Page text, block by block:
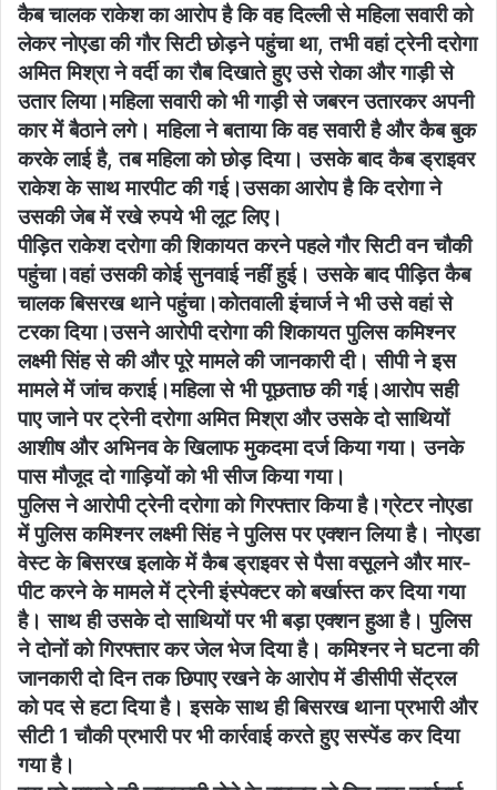
कैब चालक राकेश का आरोप है कि वह दिल्ली से महिला सवारी को
लेकर नोएडा की गौर सिटी छोड़ने पहुंचा था, तभी वहां ट्रेनी दरोगा
अमित मिश्रा ने वर्दी का रौब दिखाते हुए उसे रोका और गाड़ी से
उतार लिया।महिला सवारी को भी गाड़ी से जबरन उतारकर अपनी
कार में बैठाने लगे। महिला ने बताया कि वह सवारी है और कैब बुक
करके लाई है, तब महिला को छोड़ दिया। उसके बाद कैब ड्राइवर
राकेश के साथ मारपीट की गई।उसका आरोप है कि दरोगा ने
उसकी जेब में रखे रुपये भी लूट लिए।
पीड़ित राकेश दरोगा की शिकायत करने पहले गौर सिटी वन चौकी
पहुंचा।वहां उसकी कोई सुनवाई नहीं हुई। उसके बाद पीड़ित कैब
चालक बिसरख थाने पहुंचा।कोतवाली इंचार्ज ने भी उसे वहां से
टरका दिया।उसने आरोपी दरोगा की शिकायत पुलिस कमिश्नर
लक्ष्मी सिंह से की और पूरे मामले की जानकारी दी। सीपी ने इस
मामले में जांच कराई।महिला से भी पूछताछ की गई।आरोप सही
पाए जाने पर ट्रेनी दरोगा अमित मिश्रा और उसके दो साथियों
आशीष और अभिनव के खिलाफ मुकदमा दर्ज किया गया। उनके
पास मौजूद दो गाड़ियों को भी सीज किया गया।
पुलिस ने आरोपी ट्रेनी दरोगा को गिरफ्तार किया है।ग्रेटर नोएडा
में पुलिस कमिश्नर लक्ष्मी सिंह ने पुलिस पर एक्शन लिया है। नोएडा
वेस्ट के बिसरख इलाके में कैब ड्राइवर से पैसा वसूलने और मार-
पीट करने के मामले में ट्रेनी इंस्पेक्टर को बर्खास्त कर दिया गया
है। साथ ही उसके दो साथियों पर भी बड़ा एक्शन हुआ है। पुलिस
ने दोनों को गिरफ्तार कर जेल भेज दिया है। कमिश्नर ने घटना की
जानकारी दो दिन तक छिपाए रखने के आरोप में डीसीपी सेंट्रल
को पद से हटा दिया है। इसके साथ ही बिसरख थाना प्रभारी और
सीटी 1 चौकी प्रभारी पर भी कार्रवाई करते हुए सस्पेंड कर दिया
गया है।